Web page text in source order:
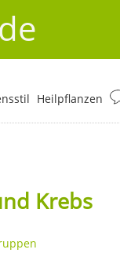
Heilpflanzen
Krebs